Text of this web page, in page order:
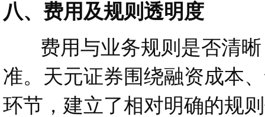
八、费用及规则透明度
费用与业务规则是否清晰
准。天元证券围绕融资成本
环节，建立了相对明确的规